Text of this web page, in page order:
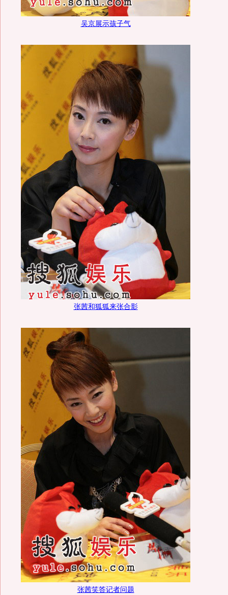
吴京展示孩子气
张茜和狐狐来张合影
张茜笑答记者问题